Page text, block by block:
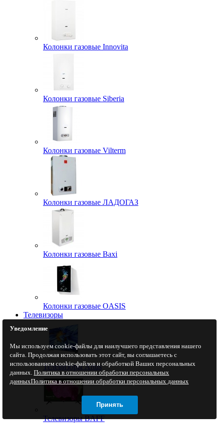
Колонки газовые Innovita
Колонки газовые Siberia
Колонки газовые Vilterm
Колонки газовые ЛАДОГАЗ
Колонки газовые Baxi
Колонки газовые OASIS
Телевизоры
Телевизоры Artus
Телевизоры BAFF
Уведомление
Мы используем cookie-файлы для наилучшего представления нашего
сайта. Продолжая использовать этот сайт, вы соглашаетесь с
использованием cookie-файлов и обработкой Ваших персональных
данных. Политика в отношении обработки персональных
данныхПолитика в отношении обработки персональных данных
Принять